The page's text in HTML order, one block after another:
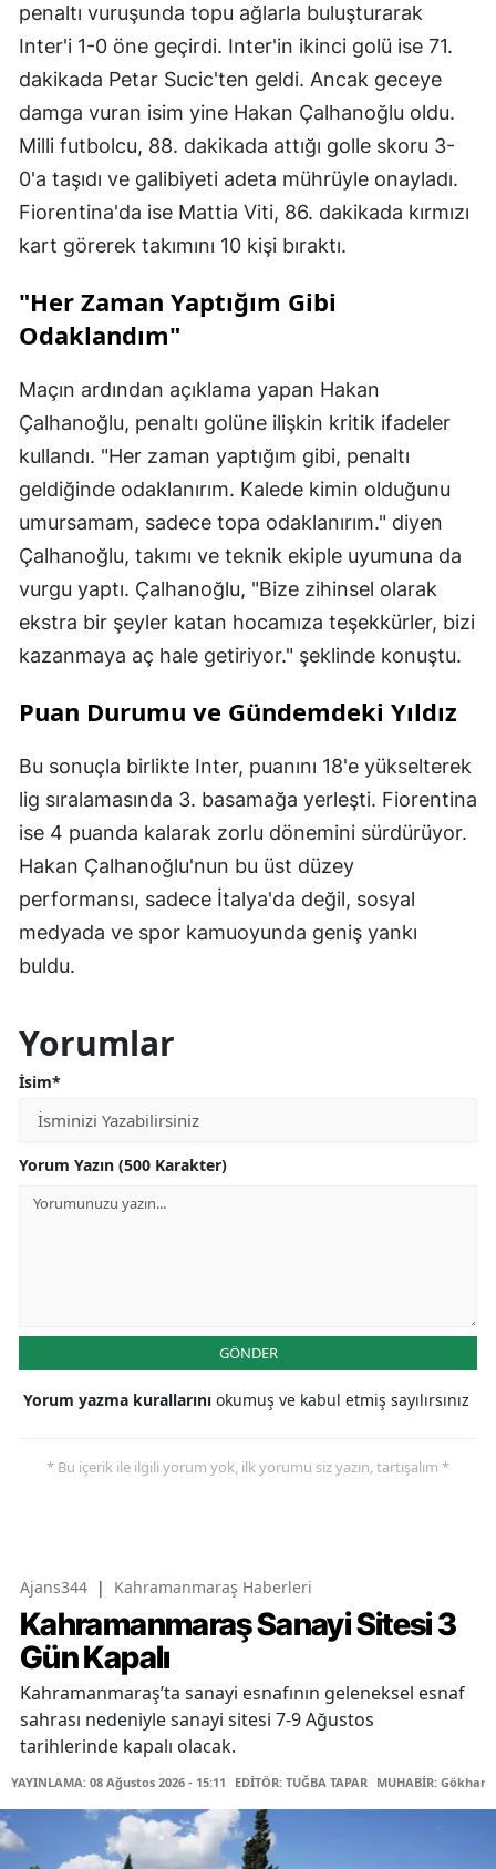
penaltı vuruşunda topu ağlarla buluşturarak
Inter'i 1-0 öne geçirdi. Inter'in ikinci golü ise 71.
dakikada Petar Sucic'ten geldi. Ancak geceye
damga vuran isim yine Hakan Çalhanoğlu oldu.
Milli futbolcu, 88. dakikada attığı golle skoru 3-
0'a taşıdı ve galibiyeti adeta mührüyle onayladı.
Fiorentina'da ise Mattia Viti, 86. dakikada kırmızı
kart görerek takımını 10 kişi bıraktı.
"Her Zaman Yaptığım Gibi
Odaklandım"
Maçın ardından açıklama yapan Hakan
Çalhanoğlu, penaltı golüne ilişkin kritik ifadeler
kullandı. "Her zaman yaptığım gibi, penaltı
geldiğinde odaklanırım. Kalede kimin olduğunu
umursamam, sadece topa odaklanırım." diyen
Çalhanoğlu, takımı ve teknik ekiple uyumuna da
vurgu yaptı. Çalhanoğlu, "Bize zihinsel olarak
ekstra bir şeyler katan hocamıza teşekkürler, bizi
kazanmaya aç hale getiriyor." şeklinde konuştu.
Puan Durumu ve Gündemdeki Yıldız
Bu sonuçla birlikte Inter, puanını 18'e yükselterek
lig sıralamasında 3. basamağa yerleşti. Fiorentina
ise 4 puanda kalarak zorlu dönemini sürdürüyor.
Hakan Çalhanoğlu'nun bu üst düzey
performansı, sadece İtalya'da değil, sosyal
medyada ve spor kamuoyunda geniş yankı
buldu.
Yorumlar
İsim*
Yorum Yazın (500 Karakter)
GÖNDER
Yorum yazma kurallarını okumuş ve kabul etmiş sayılırsınız
* Bu içerik ile ilgili yorum yok, ilk yorumu siz yazın, tartışalım *
Ajans344 | Kahramanmaraş Haberleri
Kahramanmaraş Sanayi Sitesi 3
Gün Kapalı
Kahramanmaraş’ta sanayi esnafının geleneksel esnaf
sahrası nedeniyle sanayi sitesi 7-9 Ağustos
tarihlerinde kapalı olacak.
YAYINLAMA: 08 Ağustos 2026 - 15:11 EDİTÖR: TUĞBA TAPAR MUHABİR: Gökhan